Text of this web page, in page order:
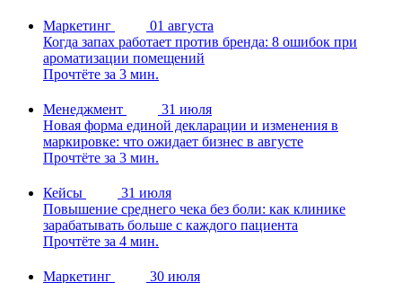
Маркетинг
01 августа
Когда запах работает против бренда: 8 ошибок при
ароматизации помещений
Прочтёте за 3 мин.
Менеджмент
31 июля
Новая форма единой декларации и изменения в
маркировке: что ожидает бизнес в августе
Прочтёте за 3 мин.
Кейсы
31 июля
Повышение среднего чека без боли: как клинике
зарабатывать больше с каждого пациента
Прочтёте за 4 мин.
Маркетинг
30 июля